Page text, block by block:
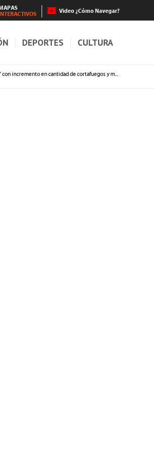
Video ¿Cómo Navegar?
DEPORTES CULTURA
con incremento en cantidad de cortafuegos y m...